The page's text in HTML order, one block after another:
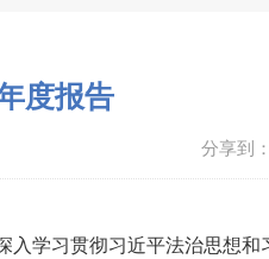
度报告
分享到：
入学习贯彻习近平法治思想和